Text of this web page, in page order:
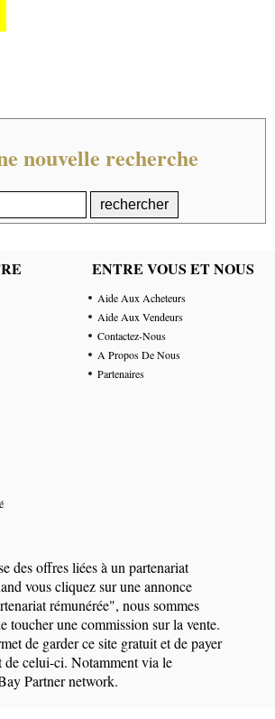
nouvelle recherche
ENTRE VOUS ET NOUS
Aide Aux Acheteurs
Aide Aux Vendeurs
Contactez-Nous
A Propos De Nous
Partenaires
des offres liées à un partenariat
vous cliquez sur une annonce
rémunérée", nous sommes
toucher une commission sur la vente.
de garder ce site gratuit et de payer
de celui-ci. Notamment via le
Partner network.